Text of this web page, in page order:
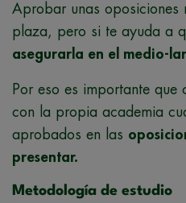
Aprobar unas oposiciones
plaza, pero si te ayuda a
asegurarla en el medio-
Por eso es importante que
con la propia academia
aprobados en las
presentar.
Metodología de estudio